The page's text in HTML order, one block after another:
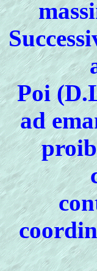
Poi
ad